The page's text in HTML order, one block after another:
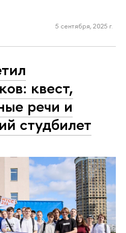
5 сентября, 2025 г.
квест,
речи и
студбилет